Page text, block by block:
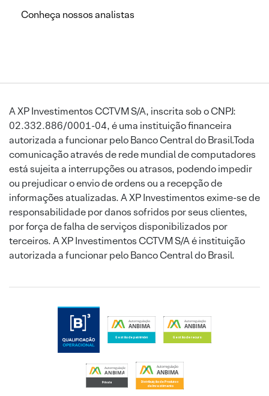
Conheça nossos analistas
A XP Investimentos CCTVM S/A, inscrita sob o CNPJ:
02.332.886/0001-04, é uma instituição financeira
autorizada a funcionar pelo Banco Central do Brasil.Toda
comunicação através de rede mundial de computadores
está sujeita a interrupções ou atrasos, podendo impedir
ou prejudicar o envio de ordens ou a recepção de
informações atualizadas. A XP Investimentos exime-se de
responsabilidade por danos sofridos por seus clientes,
por força de falha de serviços disponibilizados por
terceiros. A XP Investimentos CCTVM S/A é instituição
autorizada a funcionar pelo Banco Central do Brasil.